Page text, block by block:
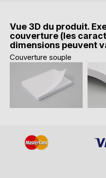
Vue 3D du produit.
couverture (les
dimensions peuvent
Couverture souple